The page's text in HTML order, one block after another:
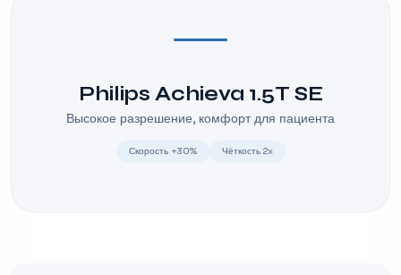
Philips Achieva 1.5T SE
Высокое разрешение, комфорт для пациента
Скорость +30% Чёткость 2x